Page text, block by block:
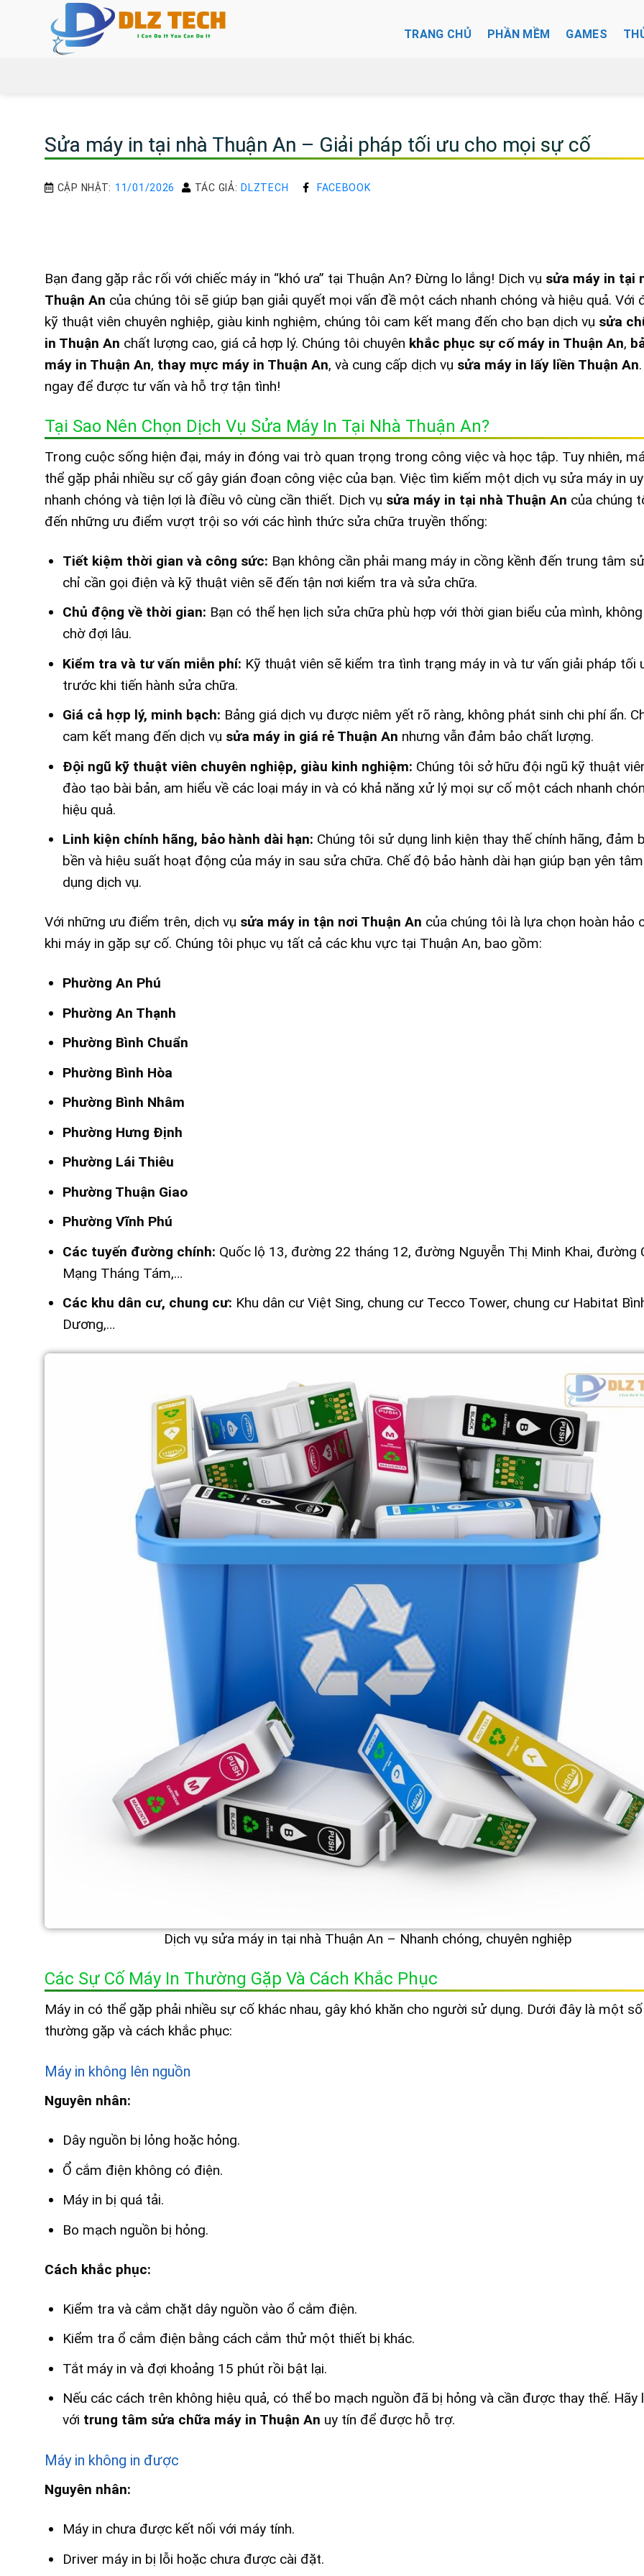
TRANG CHỦ PHẦN MỀM GAMES
Sửa máy in tại nhà Thuận An – Giải pháp tối ưu cho mọi sự cố
CẬP NHẬT: 11/01/2026 TÁC GIẢ: DLZTECH FACEBOOK
Bạn đang gặp rắc rối với chiếc máy in “khó ưa” tại Thuận An? Đừng lo lắng! Dịch vụ sửa máy in tại
Thuận An của chúng tôi sẽ giúp bạn giải quyết mọi vấn đề một cách nhanh chóng và hiệu quả. Với
kỹ thuật viên chuyên nghiệp, giàu kinh nghiệm, chúng tôi cam kết mang đến cho bạn dịch vụ sửa
in Thuận An chất lượng cao, giá cả hợp lý. Chúng tôi chuyên khắc phục sự cố máy in Thuận An,
máy in Thuận An, thay mực máy in Thuận An, và cung cấp dịch vụ sửa máy in lấy liền Thuận An
ngay để được tư vấn và hỗ trợ tận tình!
Tại Sao Nên Chọn Dịch Vụ Sửa Máy In Tại Nhà Thuận An?
Trong cuộc sống hiện đại, máy in đóng vai trò quan trọng trong công việc và học tập. Tuy nhiên,
thể gặp phải nhiều sự cố gây gián đoạn công việc của bạn. Việc tìm kiếm một dịch vụ sửa máy in
nhanh chóng và tiện lợi là điều vô cùng cần thiết. Dịch vụ sửa máy in tại nhà Thuận An của chúng
đến những ưu điểm vượt trội so với các hình thức sửa chữa truyền thống:
Tiết kiệm thời gian và công sức: Bạn không cần phải mang máy in cồng kềnh đến trung tâm
chỉ cần gọi điện và kỹ thuật viên sẽ đến tận nơi kiểm tra và sửa chữa.
Chủ động về thời gian: Bạn có thể hẹn lịch sửa chữa phù hợp với thời gian biểu của mình,
chờ đợi lâu.
Kiểm tra và tư vấn miễn phí: Kỹ thuật viên sẽ kiểm tra tình trạng máy in và tư vấn giải pháp tối
trước khi tiến hành sửa chữa.
Giá cả hợp lý, minh bạch: Bảng giá dịch vụ được niêm yết rõ ràng, không phát sinh chi phí ẩn.
cam kết mang đến dịch vụ sửa máy in giá rẻ Thuận An nhưng vẫn đảm bảo chất lượng.
Đội ngũ kỹ thuật viên chuyên nghiệp, giàu kinh nghiệm: Chúng tôi sở hữu đội ngũ kỹ thuật
đào tạo bài bản, am hiểu về các loại máy in và có khả năng xử lý mọi sự cố một cách nhanh
hiệu quả.
Linh kiện chính hãng, bảo hành dài hạn: Chúng tôi sử dụng linh kiện thay thế chính hãng, đảm
bền và hiệu suất hoạt động của máy in sau sửa chữa. Chế độ bảo hành dài hạn giúp bạn yên
dụng dịch vụ.
Với những ưu điểm trên, dịch vụ sửa máy in tận nơi Thuận An của chúng tôi là lựa chọn hoàn hảo
khi máy in gặp sự cố. Chúng tôi phục vụ tất cả các khu vực tại Thuận An, bao gồm:
Phường An Phú
Phường An Thạnh
Phường Bình Chuẩn
Phường Bình Hòa
Phường Bình Nhâm
Phường Hưng Định
Phường Lái Thiêu
Phường Thuận Giao
Phường Vĩnh Phú
Các tuyến đường chính: Quốc lộ 13, đường 22 tháng 12, đường Nguyễn Thị Minh Khai, đường
Mạng Tháng Tám,…
Các khu dân cư, chung cư: Khu dân cư Việt Sing, chung cư Tecco Tower, chung cư Habitat
Dương,…
Dịch vụ sửa máy in tại nhà Thuận An – Nhanh chóng, chuyên nghiệp
Các Sự Cố Máy In Thường Gặp Và Cách Khắc Phục
Máy in có thể gặp phải nhiều sự cố khác nhau, gây khó khăn cho người sử dụng. Dưới đây là một
thường gặp và cách khắc phục:
Máy in không lên nguồn
Nguyên nhân:
Dây nguồn bị lỏng hoặc hỏng.
Ổ cắm điện không có điện.
Máy in bị quá tải.
Bo mạch nguồn bị hỏng.
Cách khắc phục:
Kiểm tra và cắm chặt dây nguồn vào ổ cắm điện.
Kiểm tra ổ cắm điện bằng cách cắm thử một thiết bị khác.
Tắt máy in và đợi khoảng 15 phút rồi bật lại.
Nếu các cách trên không hiệu quả, có thể bo mạch nguồn đã bị hỏng và cần được thay thế. Hãy
với trung tâm sửa chữa máy in Thuận An uy tín để được hỗ trợ.
Máy in không in được
Nguyên nhân:
Máy in chưa được kết nối với máy tính.
Driver máy in bị lỗi hoặc chưa được cài đặt.